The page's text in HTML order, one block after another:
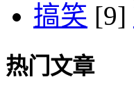
搞笑 [9]
热门文章